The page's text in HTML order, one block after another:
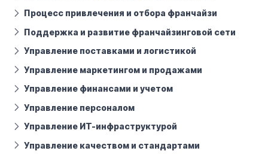
Процесс привлечения и отбора франчайзи
Поддержка и развитие франчайзинговой сети
Управление поставками и логистикой
Управление маркетингом и продажами
Управление финансами и учетом
Управление персоналом
Управление ИТ-инфраструктурой
Управление качеством и стандартами